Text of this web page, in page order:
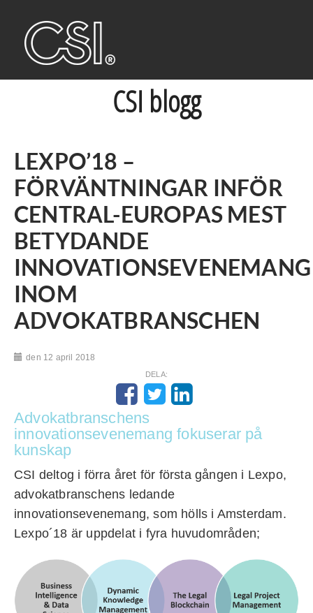
CSI blogg
LEXPO’18 –
FÖRVÄNTNINGAR INFÖR
CENTRAL-EUROPAS MEST
BETYDANDE
INNOVATIONSEVENEMANG
INOM
ADVOKATBRANSCHEN
den 12 april 2018
DELA:
Advokatbranschens
innovationsevenemang fokuserar på
kunskap
CSI deltog i förra året för första gången i Lexpo,
advokatbranschens ledande
innovationsevenemang, som hölls i Amsterdam.
Lexpo´18 är uppdelat i fyra huvudområden;